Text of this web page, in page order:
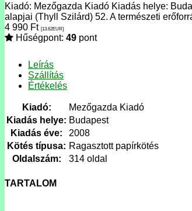
Kiadó: Mezőgazda Kiadó Kiadás helye:
alapjai (Thyll Szilárd) 52. A természeti
4 990 Ft [13.62EUR]
Hűségpont: 49 pont
Leírás
Szállítás
Értékelés
Kiadó:
Mezőgazda Kiadó
Kiadás helye: Budapest
Kiadás éve:
2008
Kötés típusa: Ragasztott papírkötés
Oldalszám:
314 oldal
TARTALOM